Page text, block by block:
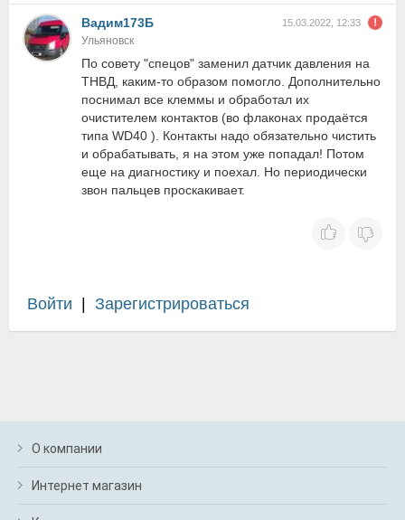
Вадим173Б 15.03.2022, 12:33
Ульяновск
По совету "спецов" заменил датчик давления на
ТНВД, каким-то образом помогло. Дополнительно
поснимал все клеммы и обработал их
очистителем контактов (во флаконах продаётся
типа WD40 ). Контакты надо обязательно чистить
и обрабатывать, я на этом уже попадал! Потом
еще на диагностику и поехал. Но периодически
звон пальцев проскакивает.
Войти Зарегистрироваться
О компании
Интернет магазин